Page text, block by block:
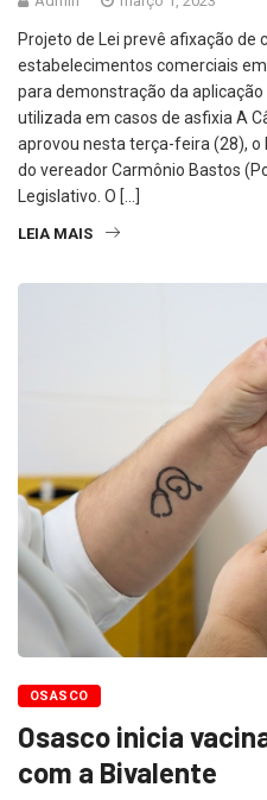
Projeto de Lei prevê afixação de
estabelecimentos comerciais
para demonstração da
utilizada em casos de asfixia A
aprovou nesta terça-feira (28),
do vereador Carmônio Bastos
Legislativo. O […]
LEIA MAIS
OSASCO
Osasco inicia
com a Bivalente